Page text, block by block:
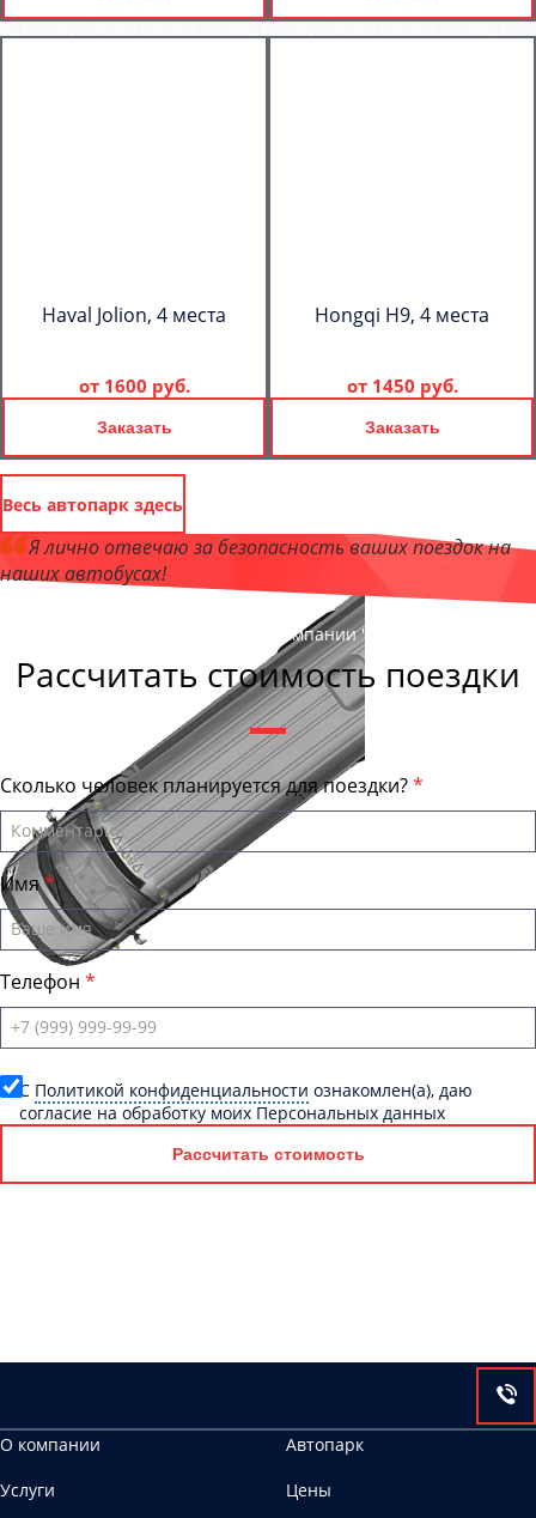
Haval Jolion, 4 места
от 1600 руб.
Заказать
Hongqi H9, 4 места
от 1450 руб.
Заказать
Весь автопарк здесь
Я лично отвечаю за безопасность ваших поездок на
наших автобусах!
, директор компании "ЯроБас"
Рассчитать стоимость поездки
Сколько человек планируется для поездки?
Имя
Телефон
C Политикой конфиденциальности ознакомлен(а), даю
согласие на обработку моих Персональных данных
Рассчитать стоимость
О компании
Автопарк
Услуги
Цены